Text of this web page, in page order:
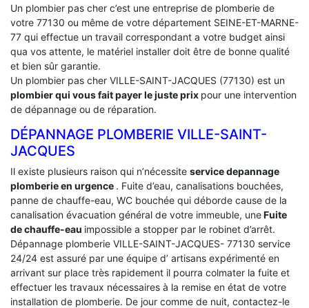
Un plombier pas cher c’est une entreprise de plomberie de
votre 77130 ou même de votre département SEINE-ET-MARNE-
77 qui effectue un travail correspondant a votre budget ainsi
qua vos attente, le matériel installer doit être de bonne qualité
et bien sûr garantie.
Un plombier pas cher VILLE-SAINT-JACQUES (77130) est un
plombier qui vous fait payer le juste prix pour une intervention
de dépannage ou de réparation.
DÉPANNAGE PLOMBERIE VILLE-SAINT-
JACQUES
Il existe plusieurs raison qui n’nécessite service depannage
plomberie en urgence . Fuite d’eau, canalisations bouchées,
panne de chauffe-eau, WC bouchée qui déborde cause de la
canalisation évacuation général de votre immeuble, uneFuite
de chauffe-eau impossible a stopper par le robinet d’arrêt.
Dépannage plomberie VILLE-SAINT-JACQUES- 77130 service
24/24 est assuré par une équipe d’ artisans expérimenté en
arrivant sur place très rapidement il pourra colmater la fuite et
effectuer les travaux nécessaires à la remise en état de votre
installation de plomberie. De jour comme de nuit, contactez-le